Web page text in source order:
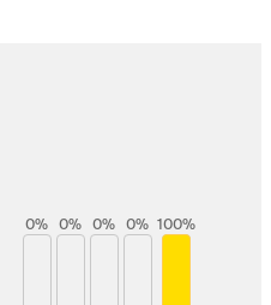
0% 0% 0% 0% 100%